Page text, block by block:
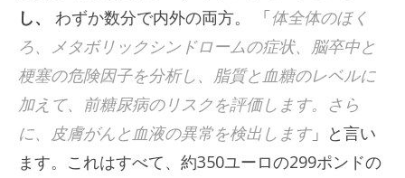
し、
わずか数分で内外の両方。 「体全体のほく
ろ、メタボリックシンドロームの症状、脳卒中と
梗塞の危険因子を分析し、脂質と血糖のレベルに
加えて、前糖尿病のリスクを評価します。さら
に、皮膚がんと血液の異常を検出します」と言い
ます。これはすべて、約350ユーロの299ポンドの